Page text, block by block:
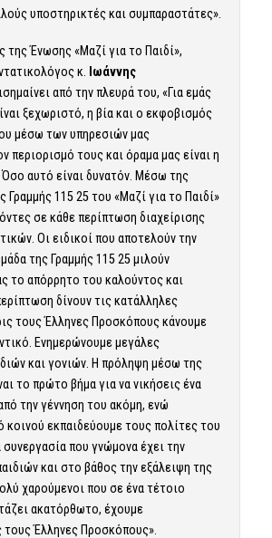
υποστηρικτές και συμπαραστάτες».
της Ένωσης «Μαζί για το Παιδί»,
κ.
Ιωάννης
από την πλευρά του, «Για εμάς
ξεχωριστό, η βία και ο εκφοβισμός
μέσω των υπηρεσιών μας
περιορισμό τους και όραμα μας είναι η
αυτό είναι δυνατόν. Μέσω της
Γραμμής 115 25 του «Μαζί για το Παιδί»
σε κάθε περίπτωση διαχείρισης
Οι ειδικοί που αποτελούν την
της Γραμμής 115 25 μιλούν
το απόρρητο του καλούντος και
δίνουν τις κατάλληλες
τους Έλληνες Προσκόπους κάνουμε
Ενημερώνουμε μεγάλες
και γονιών. Η πρόληψη μέσω της
το πρώτο βήμα για να νικήσεις ένα
την γέννηση του ακόμη, ενώ
κοινού εκπαιδεύουμε τους πολίτες του
συνεργασία που γνώμονα έχει την
και στο βάθος την εξάλειψη της
χαρούμενοι που σε ένα τέτοιο
ακατόρθωτο, έχουμε
Έλληνες Προσκόπους».